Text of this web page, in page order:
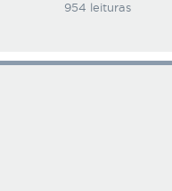
954 leituras